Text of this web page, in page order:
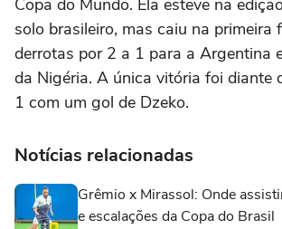
Copa do Mundo. Ela esteve na
solo brasileiro, mas caiu na primeira
derrotas por 2 a 1 para a Argentina
da Nigéria. A única vitória foi diante
1 com um gol de Dzeko.
Notícias relacionadas
Grêmio x Mirassol: Onde
e escalações da Copa do Brasil